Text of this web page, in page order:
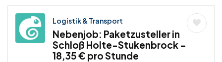
Logistik & Transport
Nebenjob: Paketzusteller in
Schloß Holte-Stukenbrock –
18,35 € pro Stunde